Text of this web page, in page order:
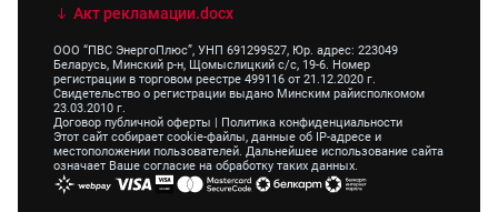
Акт рекламации.docx
ООО “ПВС ЭнергоПлюс”, УНП 691299527, Юр. адрес: 223049
Беларусь, Минский р-н, Щомыслицкий с/с, 19-6. Номер
регистрации в торговом реестре 499116 от 21.12.2020 г.
Свидетельство о регистрации выдано Минским райисполкомом
23.03.2010 г.
Договор публичной оферты | Политика конфиденциальности
Этот сайт собирает cookie-файлы, данные об IP-адресе и
местоположении пользователей. Дальнейшее использование сайта
означает Ваше согласие на обработку таких данных.